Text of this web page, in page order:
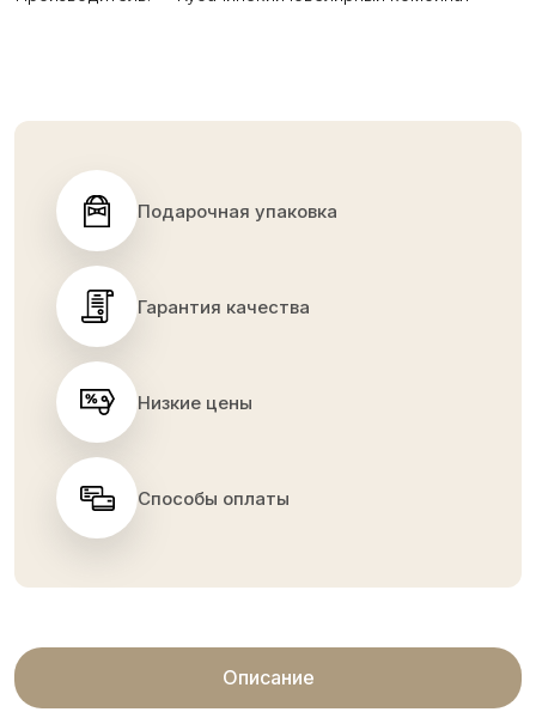
Подарочная упаковка
Гарантия качества
Низкие цены
Способы оплаты
Описание